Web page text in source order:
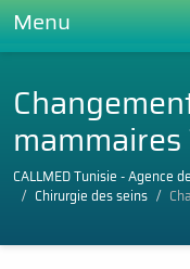
Menu
CALLMED Tunisie - Agence
Chirurgie des seins